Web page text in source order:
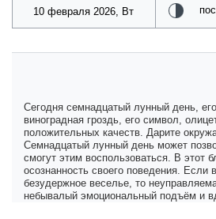
10 февраля 2026, Вт
Сегодня семнадцатый лунный день,
виноградная гроздь, его символ,
положительных качеств. Дарите
Семнадцатый лунный день может
смогут этим воспользоваться. В этот
осознанность своего поведения. Если
безудержное веселье, то
небывалый эмоциональный подъём и